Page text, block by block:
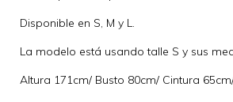
Disponible en S, M y L.
La modelo está usando talle S y sus
Altura 171cm/ Busto 80cm/ Cintura